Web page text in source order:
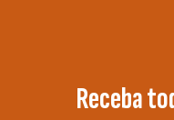
Receba